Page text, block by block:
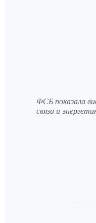
ФСБ показала
связи и